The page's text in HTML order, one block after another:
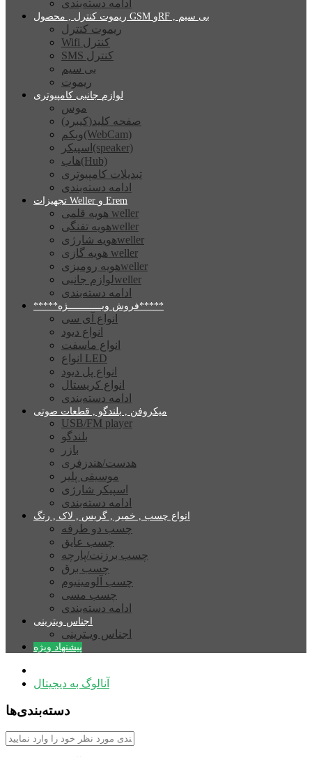
ادامه دسته‌بندی
ریموت کنترل , محصول GSM وRF , بی سیم
ریموت کنترل
Wifi کنترل
SMS کنترل
بی سیم
ریموت
لوازم جانبی کامپیوتری
موس
صفحه کلید(کیبرد)
وبکم(WebCam)
اسپیکر(speaker)
هاب(Hub)
تبدیلات کامپیوتری
ادامه دسته‌بندی
تجهیزات Weller و Erem
هویه قلمی weller
هویه تفنگیweller
هویه شارژیweller
هویه گازی weller
هویه رومیزیweller
لوازم جانبیweller
ادامه دسته‌بندی
*****فروش ویــــــــــــژه*****
انواع آی سی
انواع دیود
انواع ماسفت
انواع LED
انواع پل دیود
انواع کریستال
ادامه دسته‌بندی
میکروفن , بلندگو , قطعات صوتی
USB/FM player
بلندگو
بازر
هدست/هندزفری
موسیقی پلیر
اسپیکر شارژی
ادامه دسته‌بندی
انواع چسب , خمیر , گریس , لاک , رنگ
چسب دو طرفه
چسب عایق
چسب برزنت/پارچه
چسب برق
چسب آلومینیوم
چسب مسی
ادامه دسته‌بندی
اجناس ویترینی
اجناس ویـترینی
پیشنهاد ویژه
آنالوگ به دیجیتال
دسته‌بندی‌ها